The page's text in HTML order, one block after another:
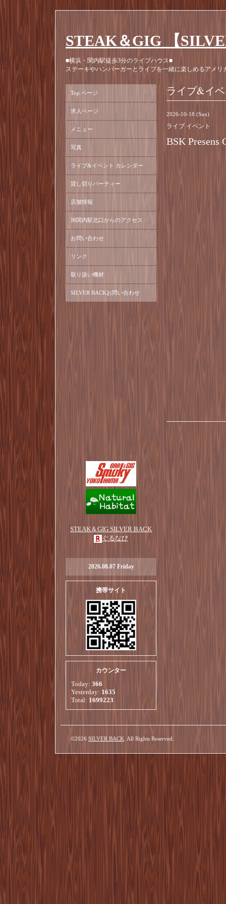
STEAK＆GIG 【
■横浜・関内駅徒歩3分のライブハウス■
ステーキやハンバーガーとライブを一緒に楽しめるアメリ
ライブ&イ
2026-10-18 (Sun)
ライブ イベント
BSK Presens
Top ページ
求人ページ
メニュー
写真
ライブ&イベント カレンダー
貸し切りパーティー
店舗情報
JR関内駅北口からのアクセス
お問い合わせ
リンク
取り扱い機材
SILVER BACKお問い合わせ
STEAK＆GIG SILVER BACK
ぐるなび
2026.08.07 Friday
携帯サイト
カウンター
Today: 366
Yesterday: 1635
Total: 1699223
©2026 SILVER BACK . All Rights Reserved.